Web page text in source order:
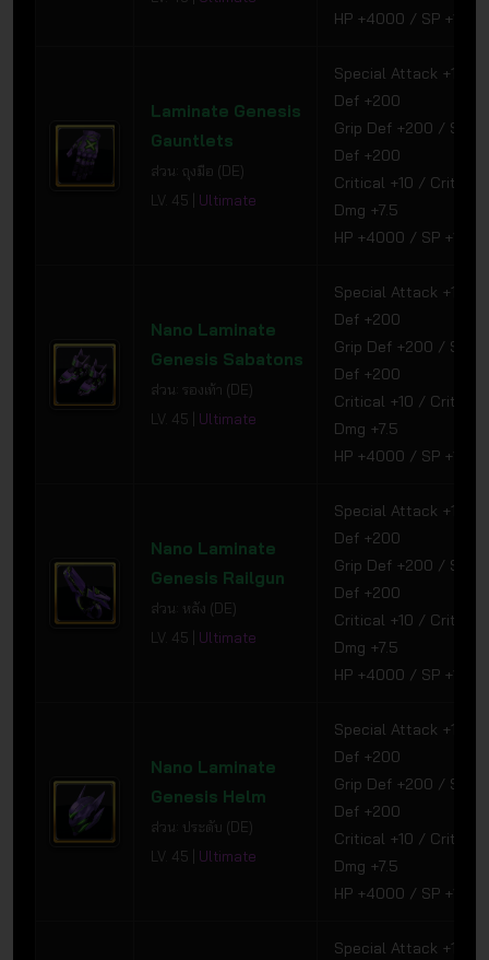
HP +4000 / SP +1000
Laminate Genesis
Gauntlets
ส่วน: ถุงมือ (DE)
LV. 45 | Ultimate
Special Attack +150
Def +200
Grip Def +200 /
Def +200
Critical +10 / Critical
Dmg +7.5
HP +4000 / SP +1000
Nano Laminate
Genesis Sabatons
ส่วน: รองเท้า (DE)
LV. 45 | Ultimate
Special Attack +150
Def +200
Grip Def +200 /
Def +200
Critical +10 / Critical
Dmg +7.5
HP +4000 / SP +1000
Nano Laminate
Genesis Railgun
ส่วน: หลัง (DE)
LV. 45 | Ultimate
Special Attack +150
Def +200
Grip Def +200 /
Def +200
Critical +10 / Critical
Dmg +7.5
HP +4000 / SP +1000
Nano Laminate
Genesis Helm
ส่วน: ประดับ (DE)
LV. 45 | Ultimate
Special Attack +150
Def +200
Grip Def +200 /
Def +200
Critical +10 / Critical
Dmg +7.5
HP +4000 / SP +1000
Special Attack +150